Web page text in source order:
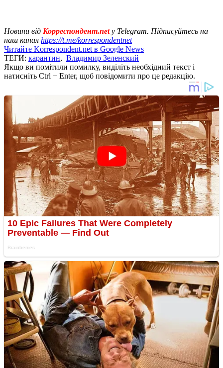
Новини від Корреспондент.netу Telegram. Підписуйтесь на
наш канал https://t.me/korrespondentnet
Читайте Korrespondent.net в Google News
ТЕГИ: карантин, Владимир Зеленский
Якщо ви помітили помилку, виділіть необхідний текст і
натисніть Ctrl + Enter, щоб повідомити про це редакцію.